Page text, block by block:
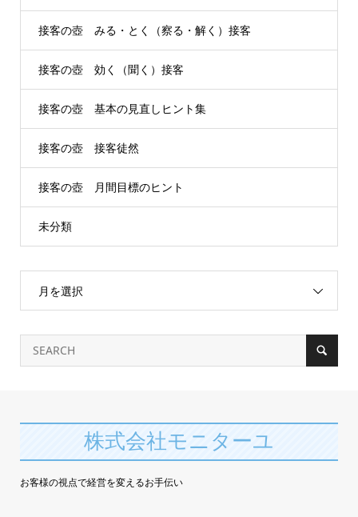
接客の壺 みる・とく（察る・解く）接客
接客の壺 効く（聞く）接客
接客の壺 基本の見直しヒント集
接客の壺 接客徒然
接客の壺 月間目標のヒント
未分類
月を選択
株式会社モニターユ
お客様の視点で経営を変えるお手伝い